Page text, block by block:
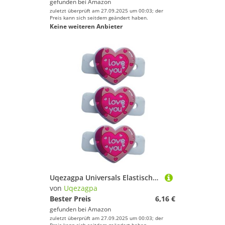
gefunden bei Amazon
zuletzt überprüft am 27.09.2025 um 00:03; der
Preis kann sich seitdem geändert haben.
Keine weiteren Anbieter
Uqezagpa Universals Elastischer Herz-Vibrationsdämpfer für Tennisschläger aus Silikon, Stoßdämpfer für komfortable Arbeitsleistungen, verbesserte Dämpfung
von Uqezagpa
Bester Preis
6,16 €
gefunden bei Amazon
zuletzt überprüft am 27.09.2025 um 00:03; der